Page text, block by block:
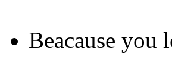
Beacause you